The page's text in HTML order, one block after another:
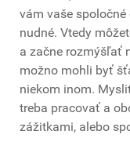
vám vaše
nudné. Vtedy
a začne rozmýšľať
možno mohli byť
niekom inom.
treba pracovať a
zážitkami, alebo